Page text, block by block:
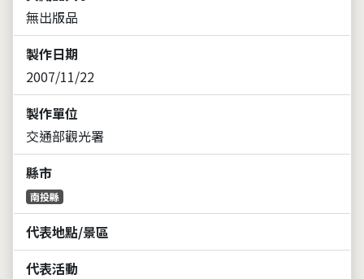
無出版品
製作日期
2007/11/22
製作單位
交通部觀光署
縣市
南投縣
代表地點/景區
代表活動